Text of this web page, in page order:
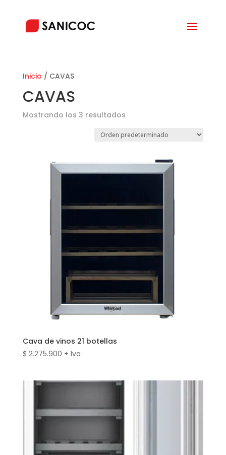
Inicio / CAVAS
CAVAS
Mostrando los 3 resultados
Cava de vinos 21 botellas
$ 2.275.900 + Iva